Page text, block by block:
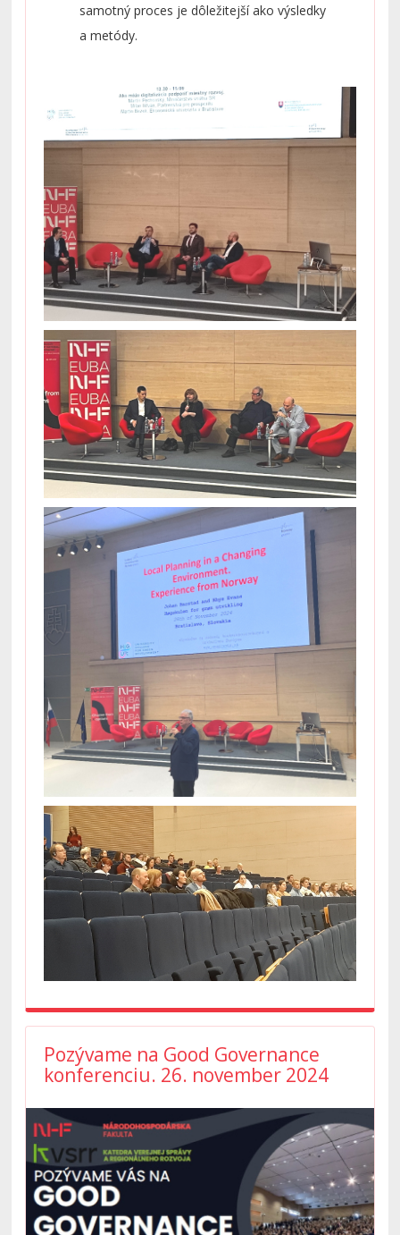
samotný proces je dôležitejší ako výsledky
a metódy.
Pozývame na Good Governance
konferenciu. 26. november 2024